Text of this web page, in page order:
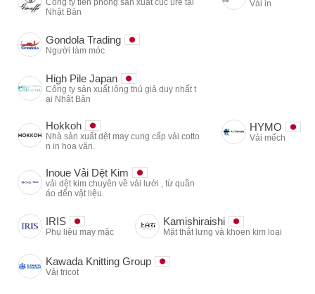
Công ty tiên phong sản xuất cúc urê tại
Nhật Bản
Vải in
Gondola Trading
Người làm móc
High Pile Japan
Công ty sản xuất lông thú giả duy nhất t
ại Nhật Bản
Hokkoh
Nhà sản xuất dệt may cung cấp vải cotto
n in hoa văn.
HYMO
Vải mếch
Inoue Vải Dệt Kim
vải dệt kim chuyên về vải lưới , từ quần
áo đến vật liệu.
IRIS
Phụ liệu may mặc
Kamishiraishi
Mặt thắt lưng và khoen kim loại
Kawada Knitting Group
Vải tricot